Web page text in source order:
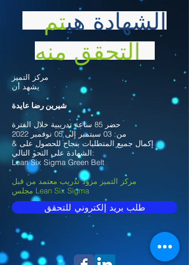
الشهادة هيتم
مركز التميز
يشهد أن
شيرين رضا عايدة
حضر 85 ساعة تدريبية خلال الفترة
من: 03 سبتمبر إلى 05 نوفمبر 2022
& إكمال جميع المتطلبات بنجاح للحصول على
الشهادة على النحو التالي:
Lean Six Sigma Green Belt
مركز التميز مزود تدريب معتمد من قبل
مجلس Lean Six Sigma
طلب بريد إلكتروني للتحقق